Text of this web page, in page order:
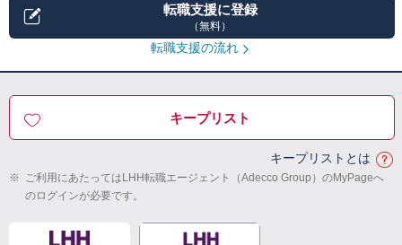
転職支援に登録
（無料）
転職支援の流れ
キープリスト
キープリストとは
※ ご利用にあたってはLHH転職エージェント（Adecco Group）のMyPageへ
のログインが必要です。